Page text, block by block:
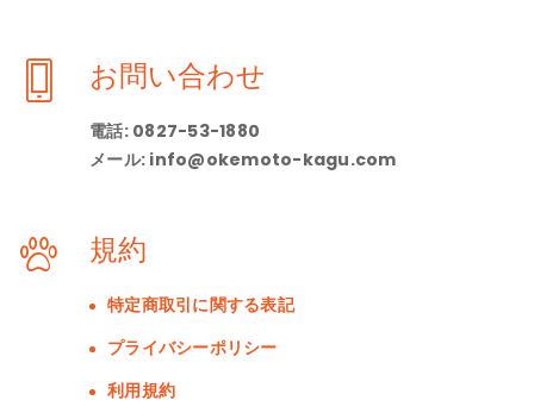
お問い合わせ
電話: 0827-53-1880
メール: info@okemoto-kagu.com
規約
特定商取引に関する表記
プライバシーポリシー
利用規約